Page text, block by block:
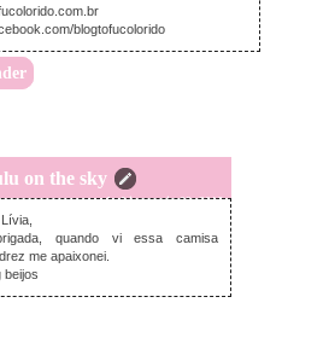
blogtofucolorido
on the sky
segunda-feira, maio 09, 2016
quando vi essa camisa
me apaixonei.
beijos